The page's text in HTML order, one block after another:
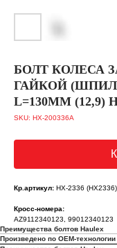
БОЛТ КОЛЕСА
ГАЙКОЙ
L=130ММ (12,9)
SKU: HX-200336A
Кр.артикул: HX-2336 (HX2336)
Кросс-номера:
AZ9112340123, 99012340123
Преимущества болтов Haulex
Произведено по OEM-технологии